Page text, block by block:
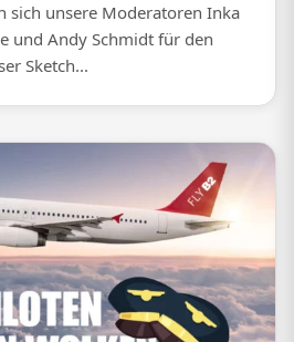
sich unsere Moderatoren Inka
und Andy Schmidt für den
Sketch...